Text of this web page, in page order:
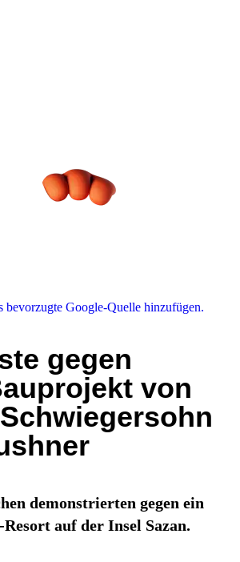
bevorzugte Google-Quelle hinzufügen.
gegen
von
demonstrierten gegen ein
auf der Insel Sazan.